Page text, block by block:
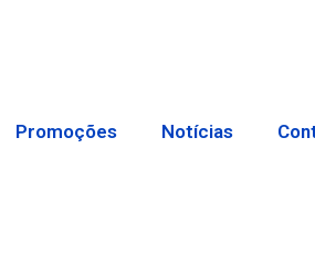
Promoções Notícias